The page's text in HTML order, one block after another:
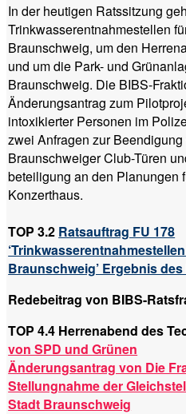
In der heutigen Ratssitzung
Trinkwasserentnahmestellen
Braunschweig, um den
und um die Park- und
Braunschweig. Die BIBS-
Änderungsantrag zum
intoxikierter Personen im
zwei Anfragen zur
Braunschweiger Club-Türen
beteiligung an den Planungen
Konzerthaus.
TOP 3.2 Ratsauftrag FU 178
Braunschweig’ Ergebnis
Redebeitrag von BIBS-
TOP 4.4 Herrenabend des
von SPD und Grünen
Änderungsantrag von Die
Stellungnahme der
Stadt Braunschweig